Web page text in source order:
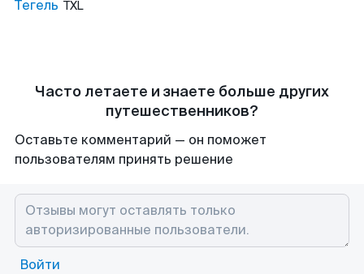
Тегель TXL
Часто летаете и знаете больше других
путешественников?
Оставьте комментарий — он поможет
пользователям принять решение
Войти